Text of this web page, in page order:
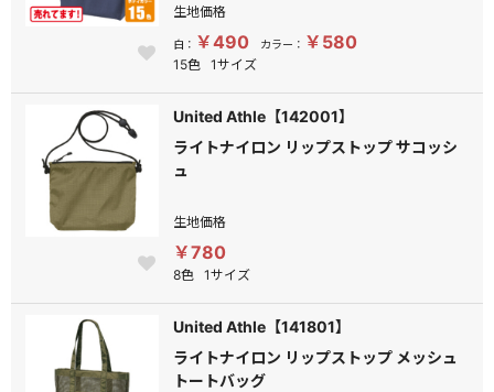
生地価格
白： ￥490 カラー： ￥580
15色 1サイズ
United Athle【142001】
ライトナイロン リップストップ サコッシ
ュ
生地価格
￥780
8色 1サイズ
United Athle【141801】
ライトナイロン リップストップ メッシュ
トートバッグ